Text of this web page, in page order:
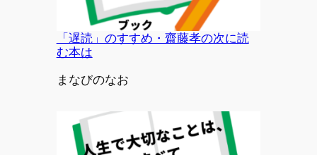
「遅読」のすすめ・齋藤孝の次に読
む本は
投稿者
まなびのなお